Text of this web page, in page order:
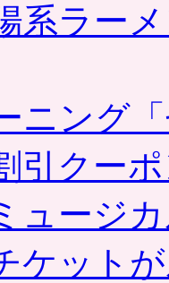
系ラー
ニング
引クー
ュージ
ケット